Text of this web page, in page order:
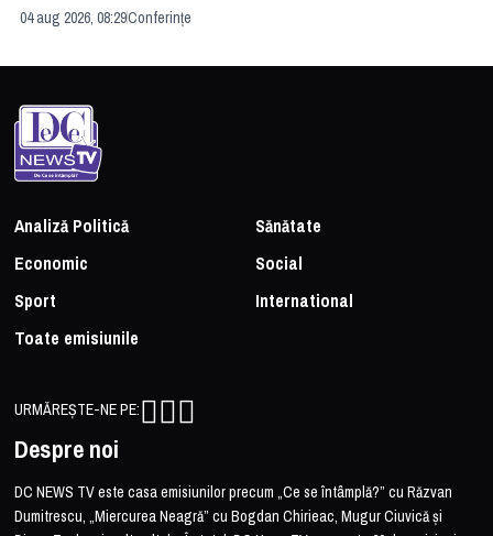
04 aug 2026, 08:29Conferințe
Analiză Politică
Sănătate
Economic
Social
Sport
International
Toate emisiunile
URMĂREȘTE-NE PE:
Despre noi
DC NEWS TV este casa emisiunilor precum „Ce se întâmplă?” cu Răzvan
Dumitrescu, „Miercurea Neagră” cu Bogdan Chirieac, Mugur Ciuvică și